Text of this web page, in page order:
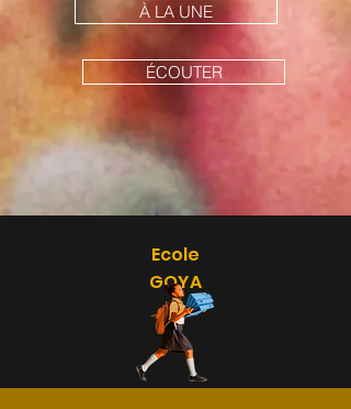
À LA UNE
ÉCOUTER
Ecole
GOYA